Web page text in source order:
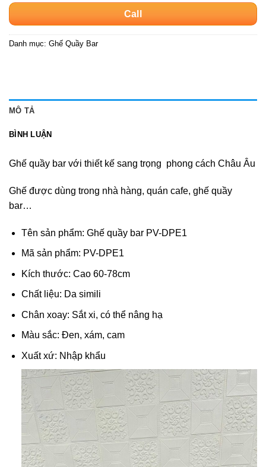
Call
Danh mục: Ghế Quầy Bar
MÔ TẢ
BÌNH LUẬN
Ghế quầy bar với thiết kế sang trọng phong cách Châu Âu
Ghế được dùng trong nhà hàng, quán cafe, ghế quầy
bar…
Tên sản phẩm: Ghế quầy bar PV-DPE1
Mã sản phẩm: PV-DPE1
Kích thước: Cao 60-78cm
Chất liệu: Da simili
Chân xoay: Sắt xi, có thể nâng hạ
Màu sắc: Đen, xám, cam
Xuất xứ: Nhập khẩu